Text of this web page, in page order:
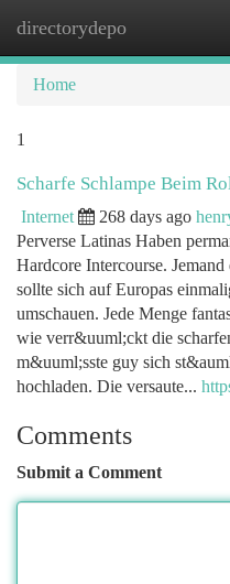
directorydepo
Home
1
Scharfe Schlampe Beim
Internet 268 days ago
Perverse Latinas Haben
Hardcore Intercourse.
sollte sich auf Europas
umschauen. Jede Menge
wie verr&uuml;ckt die
m&uuml;sste guy sich
hochladen. Die versaute...
Comments
Submit a Comment